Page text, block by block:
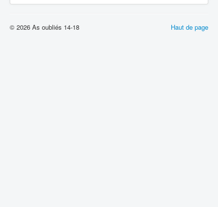
Haut de page
© 2026 As oubliés 14-18